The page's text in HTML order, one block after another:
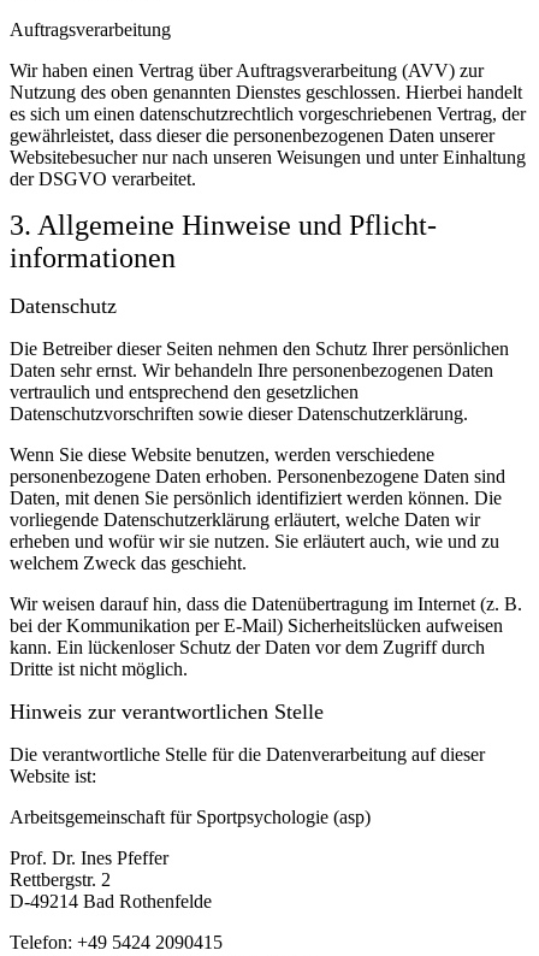
Auftragsverarbeitung
Wir haben einen Vertrag über Auftragsverarbeitung (AVV) zur
Nutzung des oben genannten Dienstes geschlossen. Hierbei handelt
es sich um einen datenschutzrechtlich vorgeschriebenen Vertrag, der
gewährleistet, dass dieser die personenbezogenen Daten unserer
Websitebesucher nur nach unseren Weisungen und unter Einhaltung
der DSGVO verarbeitet.
3. Allgemeine Hinweise und Pflicht­
informationen
Datenschutz
Die Betreiber dieser Seiten nehmen den Schutz Ihrer persönlichen
Daten sehr ernst. Wir behandeln Ihre personenbezogenen Daten
vertraulich und entsprechend den gesetzlichen
Datenschutzvorschriften sowie dieser Datenschutzerklärung.
Wenn Sie diese Website benutzen, werden verschiedene
personenbezogene Daten erhoben. Personenbezogene Daten sind
Daten, mit denen Sie persönlich identifiziert werden können. Die
vorliegende Datenschutzerklärung erläutert, welche Daten wir
erheben und wofür wir sie nutzen. Sie erläutert auch, wie und zu
welchem Zweck das geschieht.
Wir weisen darauf hin, dass die Datenübertragung im Internet (z. B.
bei der Kommunikation per E-Mail) Sicherheitslücken aufweisen
kann. Ein lückenloser Schutz der Daten vor dem Zugriff durch
Dritte ist nicht möglich.
Hinweis zur verantwortlichen Stelle
Die verantwortliche Stelle für die Datenverarbeitung auf dieser
Website ist:
Arbeitsgemeinschaft für Sportpsychologie (asp)
Prof. Dr. Ines Pfeffer
Rettbergstr. 2
D-49214 Bad Rothenfelde
Telefon: +49 5424 2090415